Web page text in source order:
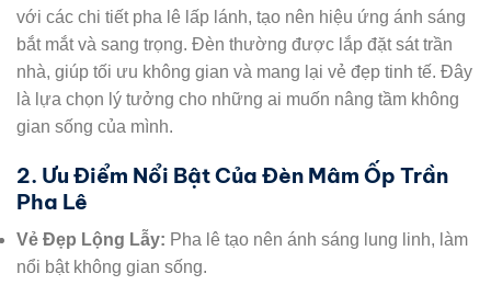
với các chi tiết pha lê lấp lánh, tạo nên hiệu ứng ánh sáng
bắt mắt và sang trọng. Đèn thường được lắp đặt sát trần
nhà, giúp tối ưu không gian và mang lại vẻ đẹp tinh tế. Đây
là lựa chọn lý tưởng cho những ai muốn nâng tầm không
gian sống của mình.
2. Ưu Điểm Nổi Bật Của Đèn Mâm Ốp Trần
Pha Lê
Vẻ Đẹp Lộng Lẫy: Pha lê tạo nên ánh sáng lung linh, làm
nổi bật không gian sống.